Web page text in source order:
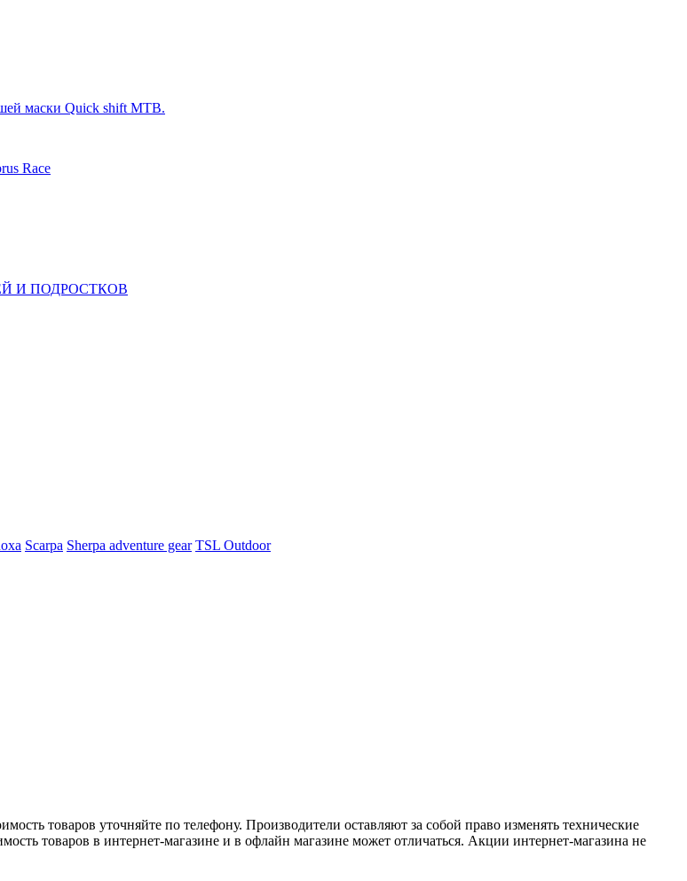
маски Quick shift MTB.
Race
И ПОДРОСТКОВ
Scarpa Sherpa adventure gear TSL Outdoor
товаров уточняйте по телефону. Производители оставляют за собой право изменять технические
товаров в интернет-магазине и в офлайн магазине может отличаться. Акции интернет-магазина не